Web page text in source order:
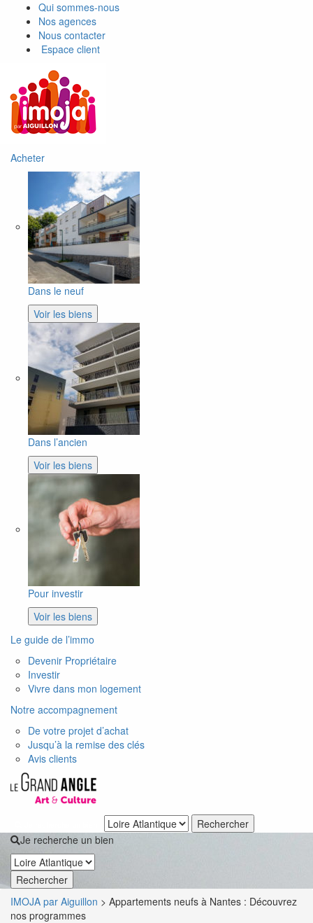
Qui sommes-nous
Nos agences
Nous contacter
Espace client
Acheter
Dans le neuf
Voir les biens
Dans l’ancien
Voir les biens
Pour investir
Voir les biens
Le guide de l’immo
Devenir Propriétaire
Investir
Vivre dans mon logement
Notre accompagnement
De votre projet d’achat
Jusqu’à la remise des clés
Avis clients
Je recherche un bien
IMOJA par Aiguillon > Appartements neufs à Nantes : Découvrez
nos programmes